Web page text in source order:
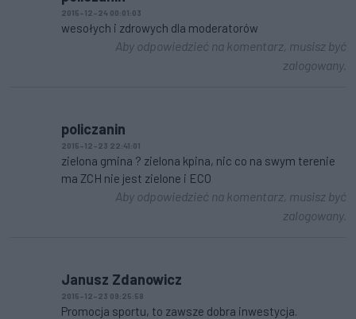
2015-12-24 00:01:03
wesołych i zdrowych dla moderatorów
Aby odpowiedzieć na komentarz, musisz być
zalogowany.
policzanin
2015-12-23 22:41:01
zielona gmina ? zielona kpina, nic co na swym terenie
ma ZCH nie jest zielone i ECO
Aby odpowiedzieć na komentarz, musisz być
zalogowany.
Janusz Zdanowicz
2015-12-23 09:25:58
Promocja sportu, to zawsze dobra inwestycja.